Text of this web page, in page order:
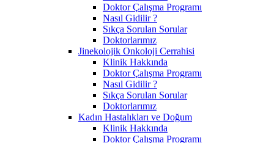
Doktor Çalışma Programı
Nasıl Gidilir ?
Sıkça Sorulan Sorular
Doktorlarımız
Jinekolojik Onkoloji Cerrahisi
Klinik Hakkında
Doktor Çalışma Programı
Nasıl Gidilir ?
Sıkça Sorulan Sorular
Doktorlarımız
Kadın Hastalıkları ve Doğum
Klinik Hakkında
Doktor Çalışma Programı